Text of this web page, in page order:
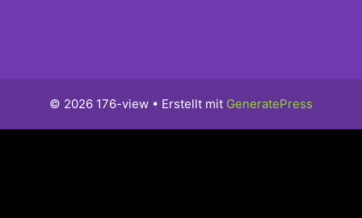
© 2026 176-view • Erstellt mit GeneratePress